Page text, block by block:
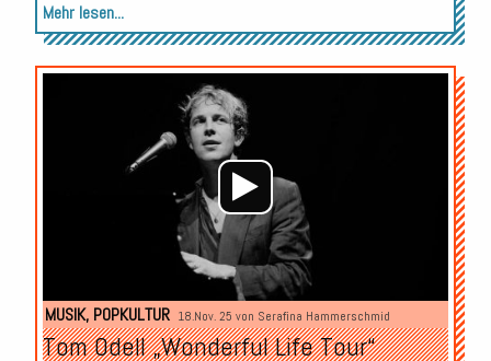
Mehr lesen...
Audio-
Player
MUSIK, POPKULTUR 18.Nov. 25 von Serafina Hammerschmid
Tom Odell „Wonderful Life Tour“